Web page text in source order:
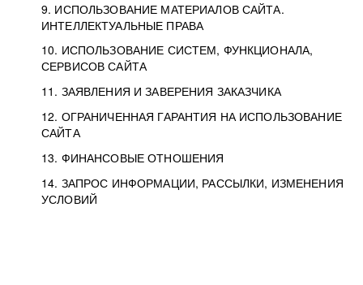
9. ИСПОЛЬЗОВАНИЕ МАТЕРИАЛОВ САЙТА.
ИНТЕЛЛЕКТУАЛЬНЫЕ ПРАВА
10. ИСПОЛЬЗОВАНИЕ СИСТЕМ, ФУНКЦИОНАЛА,
СЕРВИСОВ САЙТА
11. ЗАЯВЛЕНИЯ И ЗАВЕРЕНИЯ ЗАКАЗЧИКА
12. ОГРАНИЧЕННАЯ ГАРАНТИЯ НА ИСПОЛЬЗОВАНИЕ
САЙТА
13. ФИНАНСОВЫЕ ОТНОШЕНИЯ
14. ЗАПРОС ИНФОРМАЦИИ, РАССЫЛКИ, ИЗМЕНЕНИЯ
УСЛОВИЙ